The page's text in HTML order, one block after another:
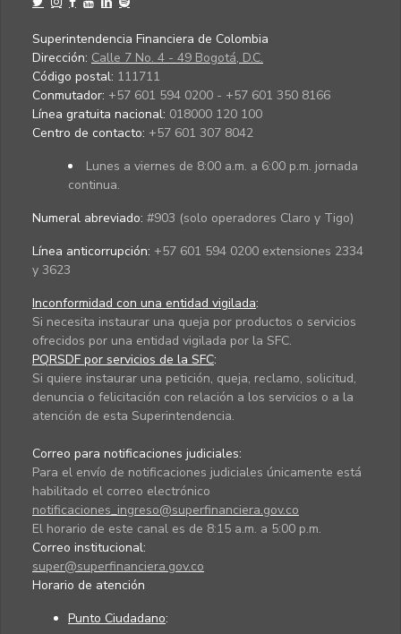
Superintendencia Financiera de Colombia
Dirección: Calle 7 No. 4 - 49 Bogotá, D.C.
Código postal: 111711
Conmutador: +57 601 594 0200 - +57 601 350 8166
Línea gratuita nacional: 018000 120 100
Centro de contacto: +57 601 307 8042
Lunes a viernes de 8:00 a.m. a 6:00 p.m. jornada
continua.
Numeral abreviado: #903 (solo operadores Claro y Tigo)
Línea anticorrupción: +57 601 594 0200 extensiones 2334
y 3623
Inconformidad con una entidad vigilada:
Si necesita instaurar una queja por productos o servicios
ofrecidos por una entidad vigilada por la SFC.
PQRSDF por servicios de la SFC:
Si quiere instaurar una petición, queja, reclamo, solicitud,
denuncia o felicitación con relación a los servicios o a la
atención de esta Superintendencia.
Correo para notificaciones judiciales:
Para el envío de notificaciones judiciales únicamente está
habilitado el correo electrónico
notificaciones_ingreso@superfinanciera.gov.co
El horario de este canal es de 8:15 a.m. a 5:00 p.m.
Correo institucional:
super@superfinanciera.gov.co
Horario de atención
Punto Ciudadano: